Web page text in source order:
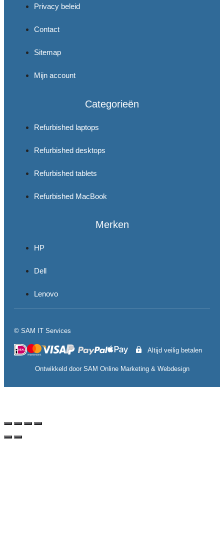
Privacy beleid
Contact
Sitemap
Mijn account
Categorieën
Refurbished laptops
Refurbished desktops
Refurbished tablets
Refurbished MacBook
Merken
HP
Dell
Lenovo
© SAM IT Services
Altijd veilig betalen
Ontwikkeld door SAM Online Marketing& Webdesign